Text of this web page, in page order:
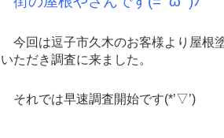
今回は逗子市久木のお客様より屋根
いただき調査に来ました。
それでは早速調査開始です(*’▽’)